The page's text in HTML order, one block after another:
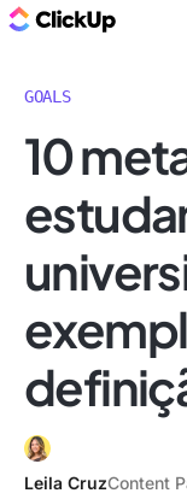
GOALS
10
Leila CruzContent